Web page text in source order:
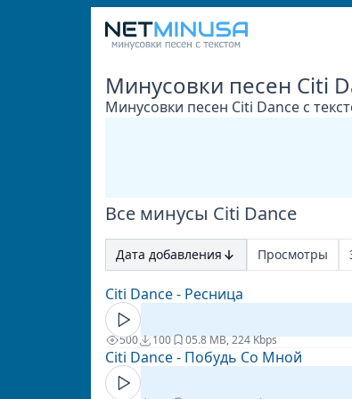
Минусовки песен Citi
Минусовки песен Citi Dance с
Все минусы Citi Dance
Дата добавления Просмотры
Citi Dance - Ресница
500 100 05.8 MB, 224 Kbps
Citi Dance - Побудь Со Мной